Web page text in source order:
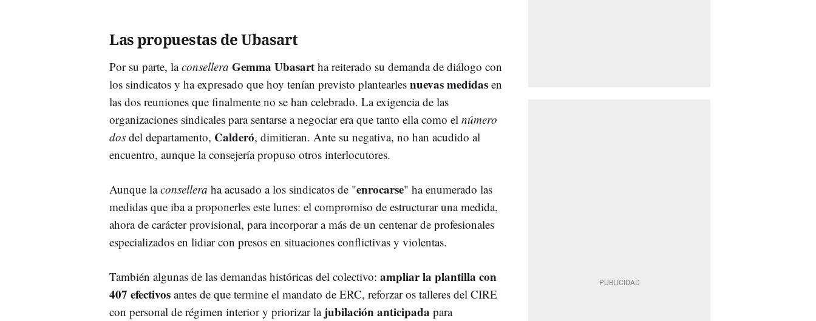
Las propuestas de Ubasart
Por su parte, laconsellera Gemma Ubasart ha reiterado su demanda de diálogo con
los sindicatos y ha expresado que hoy tenían previsto plantearles nuevas medidas en
las dos reuniones que finalmente no se han celebrado. La exigencia de las
organizaciones sindicales para sentarse a negociar era que tanto ella como el número
dos del departamento, Calderó, dimitieran. Ante su negativa, no han acudido al
encuentro, aunque la consejería propuso otros interlocutores.
Aunque laconsellera ha acusado a los sindicatos de "enrocarse" ha enumerado las
medidas que iba a proponerles este lunes: el compromiso de estructurar una medida,
ahora de carácter provisional, para incorporar a más de un centenar de profesionales
especializados en lidiar con presos en situaciones conflictivas y violentas.
También algunas de las demandas históricas del colectivo: ampliar la plantilla con
407 efectivos antes de que termine el mandato de ERC, reforzar os talleres del CIRE
con personal de régimen interior y priorizar la jubilación anticipada para